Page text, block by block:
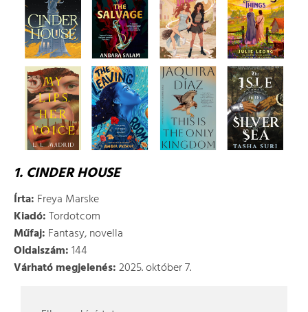
1. CINDER HOUSE
Írta: Freya Marske
Kiadó:Tordotcom
Műfaj: Fantasy, novella
Oldalszám:144
Várható megjelenés:2025. október 7.